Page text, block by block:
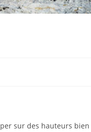
sur des hauteurs bien